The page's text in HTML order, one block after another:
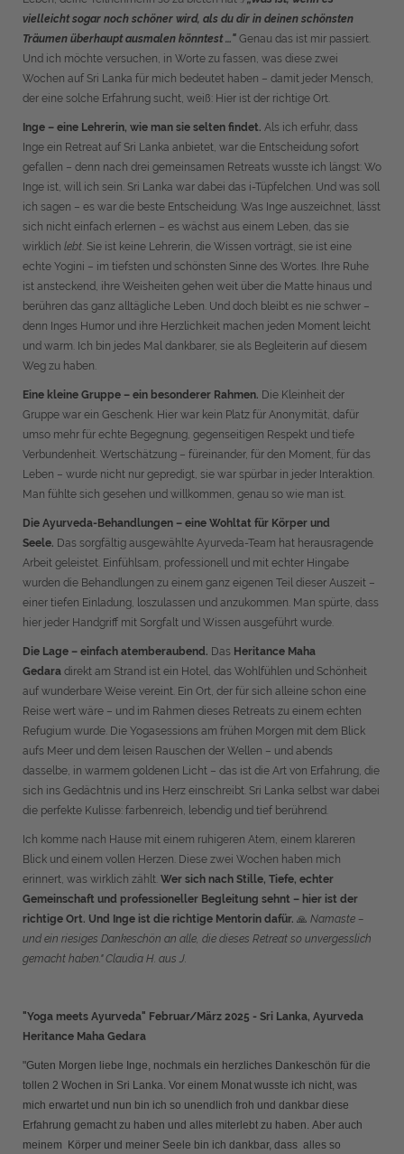
vielleicht sogar noch schöner wird, als du dir in deinen schönsten
Träumen überhaupt ausmalen könntest …" Genau das ist mir passiert.
Und ich möchte versuchen, in Worte zu fassen, was diese zwei
Wochen auf Sri Lanka für mich bedeutet haben – damit jeder Mensch,
der eine solche Erfahrung sucht, weiß: Hier ist der richtige Ort.
nge – eine Lehrerin, wie man sie selten findet. Als ich erfuhr, dass
Inge ein Retreat auf Sri Lanka anbietet, war die Entscheidung sofort
gefallen – denn nach drei gemeinsamen Retreats wusste ich längst: Wo
Inge ist, will ich sein. Sri Lanka war dabei das i-Tüpfelchen. Und was soll
ich sagen – es war die beste Entscheidung. Was Inge auszeichnet, lässt
sich nicht einfach erlernen – es wächst aus einem Leben, das sie
wirklich lebt. Sie ist keine Lehrerin, die Wissen vorträgt, sie ist eine
echte Yogini – im tiefsten und schönsten Sinne des Wortes. Ihre Ruhe
ist ansteckend, ihre Weisheiten gehen weit über die Matte hinaus und
berühren das ganz alltägliche Leben. Und doch bleibt es nie schwer –
denn Inges Humor und ihre Herzlichkeit machen jeden Moment leicht
und warm. Ich bin jedes Mal dankbarer, sie als Begleiterin auf diesem
Weg zu haben.
Eine kleine Gruppe – ein besonderer Rahmen. Die Kleinheit der
Gruppe war ein Geschenk. Hier war kein Platz für Anonymität, dafür
umso mehr für echte Begegnung, gegenseitigen Respekt und tiefe
Verbundenheit. Wertschätzung – füreinander, für den Moment, für das
Leben – wurde nicht nur gepredigt, sie war spürbar in jeder Interaktion.
Man fühlte sich gesehen und willkommen, genau so wie man ist.
Die Ayurveda-Behandlungen – eine Wohltat für Körper und
Seele. Das sorgfältig ausgewählte Ayurveda-Team hat herausragende
Arbeit geleistet. Einfühlsam, professionell und mit echter Hingabe
wurden die Behandlungen zu einem ganz eigenen Teil dieser Auszeit –
einer tiefen Einladung, loszulassen und anzukommen. Man spürte, dass
hier jeder Handgriff mit Sorgfalt und Wissen ausgeführt wurde.
Die Lage – einfach atemberaubend. Das Heritance Maha
Gedara direkt am Strand ist ein Hotel, das Wohlfühlen und Schönheit
auf wunderbare Weise vereint. Ein Ort, der für sich alleine schon eine
Reise wert wäre – und im Rahmen dieses Retreats zu einem echten
Refugium wurde. Die Yogasessions am frühen Morgen mit dem Blick
aufs Meer und dem leisen Rauschen der Wellen – und abends
dasselbe, in warmem goldenen Licht – das ist die Art von Erfahrung, die
sich ins Gedächtnis und ins Herz einschreibt. Sri Lanka selbst war dabei
die perfekte Kulisse: farbenreich, lebendig und tief berührend.
Ich komme nach Hause mit einem ruhigeren Atem, einem klareren
Blick und einem vollen Herzen. Diese zwei Wochen haben mich
erinnert, was wirklich zählt. Wer sich nach Stille, Tiefe, echter
Gemeinschaft und professioneller Begleitung sehnt – hier ist der
richtige Ort. Und Inge ist die richtige Mentorin dafür. 🙏 Namaste –
und ein riesiges Dankeschön an alle, die dieses Retreat so unvergesslich
gemacht haben." Claudia H. aus J.
"Yoga meets Ayurveda" Februar/März 2025 - Sri Lanka, Ayurveda
Heritance Maha Gedara
"Guten Morgen liebe Inge, nochmals ein herzliches Dankeschön für die
tollen 2 Wochen in Sri Lanka. Vor einem Monat wusste ich nicht, was
mich erwartet und nun bin ich so unendlich froh und dankbar diese
Erfahrung gemacht zu haben und alles miterlebt zu haben. Aber auch
meinem Körper und meiner Seele bin ich dankbar, dass alles so